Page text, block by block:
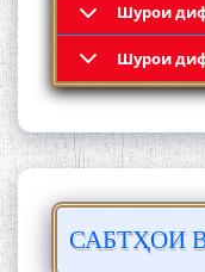
Шурои
Шурои
САБТҲОИ
Кадамчо